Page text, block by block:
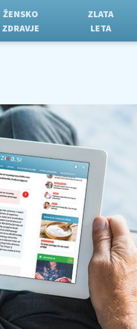
ŽENSKO
ZDRAVJE
ZLATA
LETA